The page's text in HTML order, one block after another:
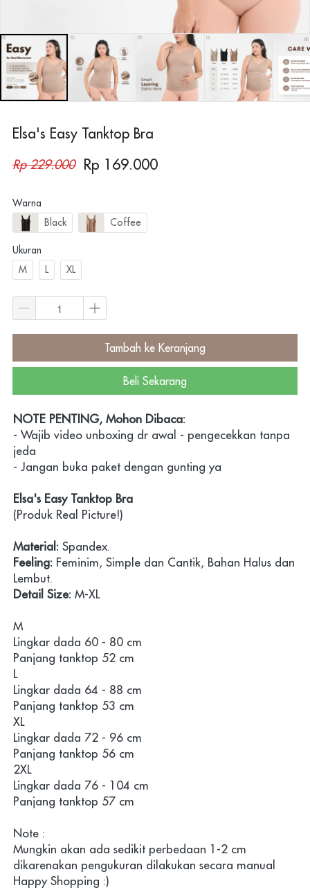
Elsa's Easy Tanktop Bra
Rp 229.000 Rp 169.000
Warna
Black
Coffee
Ukuran
M
L XL
`Tambah ke Keranjang
`Beli Sekarang
NOTE PENTING, Mohon Dibaca:
- Wajib video unboxing dr awal - pengecekkan tanpa
jeda
- Jangan buka paket dengan gunting ya
Elsa's Easy Tanktop Bra
(Produk Real Picture!)
Material: Spandex.
Feeling: Feminim, Simple dan Cantik, Bahan Halus dan
Lembut.
Detail Size: M-XL
M
Lingkar dada 60 - 80 cm
Panjang tanktop 52 cm
L
Lingkar dada 64 - 88 cm
Panjang tanktop 53 cm
XL
Lingkar dada 72 - 96 cm
Panjang tanktop 56 cm
2XL
Lingkar dada 76 - 104 cm
Panjang tanktop 57 cm
Note :
Mungkin akan ada sedikit perbedaan 1-2 cm
dikarenakan pengukuran dilakukan secara manual
Happy Shopping :)